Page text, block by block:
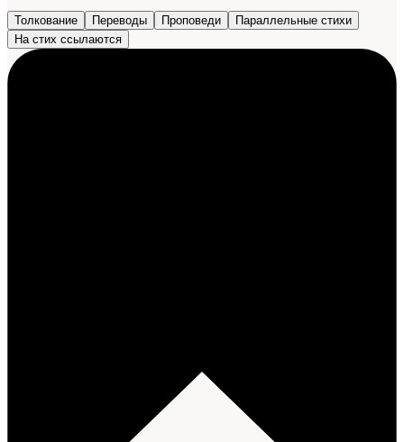
Толкование Переводы Проповеди
Параллельные стихи
На стих ссылаются